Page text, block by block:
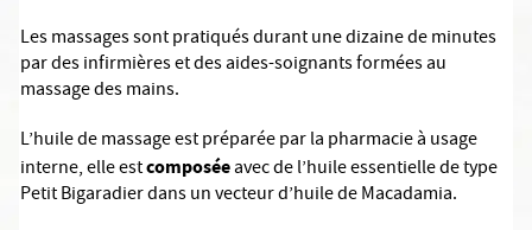
Les massages sont pratiqués durant une dizaine de minutes
par des infirmières et des aides-soignants formées au
massage des mains.
L’huile de massage est préparée par la pharmacie à usage
interne, elle estcomposéeavec de l’huile essentielle de type
Petit Bigaradier dans un vecteur d’huile de Macadamia.